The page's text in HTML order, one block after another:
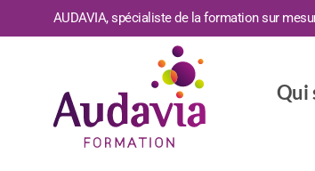
AUDAVIA, spécialiste de la formation sur
Qui